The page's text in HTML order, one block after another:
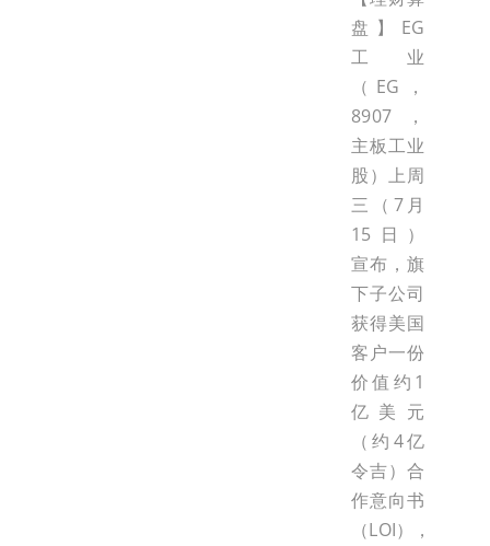
盘】EG
工业
（EG，
8907，
主板工业
股）上周
三（7月
15日）
宣布，旗
下子公司
获得美国
客户一份
价值约1
亿美元
（约4亿
令吉）合
作意向书
（LOI），